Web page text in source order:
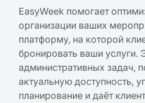
EasyWeek помогает
организации ваших
платформу, на которой
бронировать ваши услуги.
административных задач,
актуальную доступность,
планирование и даёт